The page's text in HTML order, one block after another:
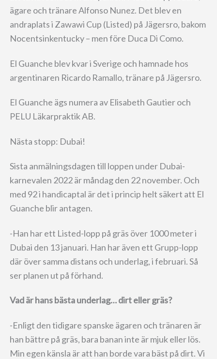
ägare och tränare Alfonso Nunez. Det blev en
andraplats i Zawawi Cup (Listed) på Jägersro, bakom
Nocentsinkentucky – men före Duca Di Como.
El Guanche blev kvar i Sverige och hamnade hos
argentinaren Ricardo Ramallo, tränare på Jägersro.
El Guanche ägs numera av Elisabeth Gautier och
PELU Läkarpraktik AB.
Nästa stopp: Dubai!
Sista anmälningsdagen till loppen under Dubai-
karnevalen 2022 är måndag den 22 november. Och
med 92 i handicaptal är det i princip helt säkert att El
Guanche blir antagen.
-Han har ett Listed-lopp på gräs över 1000 meter i
Dubai den 13 januari. Han har även ett Grupp-lopp
där över samma distans och underlag, i februari. Så
ser planen ut på förhand.
Vad är hans bästa underlag… dirt eller gräs?
-Enligt den tidigare spanske ägaren och tränaren är
han bättre på gräs, bara banan inte är mjuk eller lös.
Min egen känsla är att han borde vara bäst på dirt. Vi